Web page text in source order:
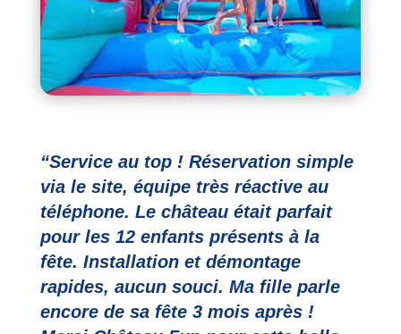
“Service au top ! Réservation simple
via le site, équipe très réactive au
téléphone. Le château était parfait
pour les 12 enfants présents à la
fête. Installation et démontage
rapides, aucun souci. Ma fille parle
encore de sa fête 3 mois après !